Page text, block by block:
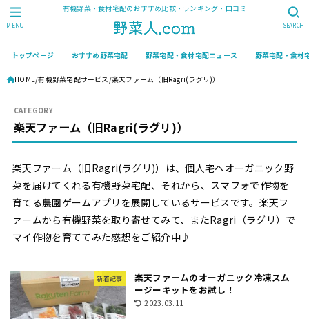
有機野菜・食材宅配のおすすめ比較・ランキング・口コミ
トップページ おすすめ野菜宅配 野菜宅配・食材宅配ニュース 野菜宅配・食材
SEARCH
MENU
HOME 有機野菜宅配サービス 楽天ファーム（旧Ragri(ラグリ)）
楽天ファーム（旧Ragri(ラグリ)）
楽天ファーム（旧Ragri(ラグリ)）は、個人宅へオーガニック野
菜を届けてくれる有機野菜宅配、それから、スマフォで作物を
育てる農園ゲームアプリを展開しているサービスです。楽天フ
ァームから有機野菜を取り寄せてみて、またRagri（ラグリ）で
マイ作物を育ててみた感想をご紹介中♪
新着記事
楽天ファームのオーガニック冷凍スム
ージーキットをお試し！
2023.03.11